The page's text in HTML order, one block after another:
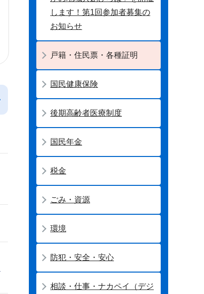
します！第1回参加者募集の
お知らせ
戸籍・住民票・各種証明
国民健康保険
後期高齢者医療制度
国民年金
税金
ごみ・資源
環境
防犯・安全・安心
相談・仕事・ナカペイ（デジ